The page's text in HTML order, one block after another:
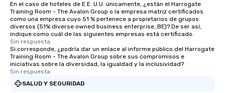
En el caso de hoteles de E.E. U.U. únicamente, ¿están el Harrogate
Training Room - The Avalon Group o la empresa matriz certificados
como una empresa cuyo 51 % pertenece a propietarios de grupos
diversos (51% diverse owned business enterprise, BE)? De ser así,
indique como cuál de las siguientes empresas está certificado.
Sin respuesta.
Si corresponde, ¿podría dar un enlace al informe público del Harrogate
Training Room - The Avalon Group sobre sus compromisos e
iniciativas sobre la diversidad, la igualdad y la inclusividad?
Sin respuesta.
SALUD Y SEGURIDAD